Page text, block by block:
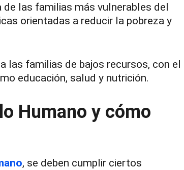
de las familias más vulnerables del
orientadas a reducir la pobreza y
las familias de bajos recursos, con el
educación, salud y nutrición.
Humano y cómo
, se deben cumplir ciertos